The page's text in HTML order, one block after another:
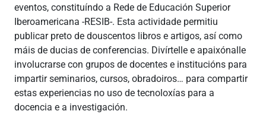
eventos, constituíndo a Rede de Educación Superior
Iberoamericana -RESIB-. Esta actividade permitiu
publicar preto de douscentos libros e artigos, así como
máis de ducias de conferencias. Divírtelle e apaixónalle
involucrarse con grupos de docentes e institucións para
impartir seminarios, cursos, obradoiros… para compartir
estas experiencias no uso de tecnoloxías para a
docencia e a investigación.